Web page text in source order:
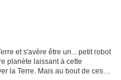
et s'avère être un... petit robot
planète laissant à cette
la Terre. Mais au bout de ces